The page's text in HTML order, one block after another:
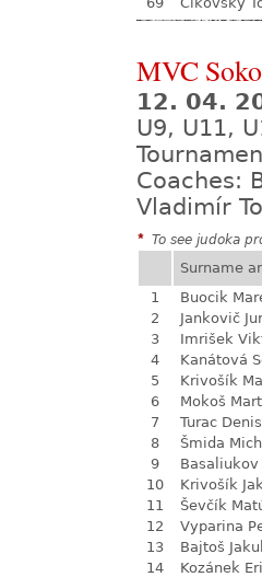
MVC
12. 04.
U9, U11,
Coaches:
Vladimír
* To see judoka
Surname
1
Buocik
2
Jankovič
3
Imrišek
4
Kanátová
5
Krivošík
6
Mokoš
7
Turac Denis
8
Šmida
9
10
Krivošík
11
Ševčík
12
Vyparina
13
Bajtoš
14
Kozánek